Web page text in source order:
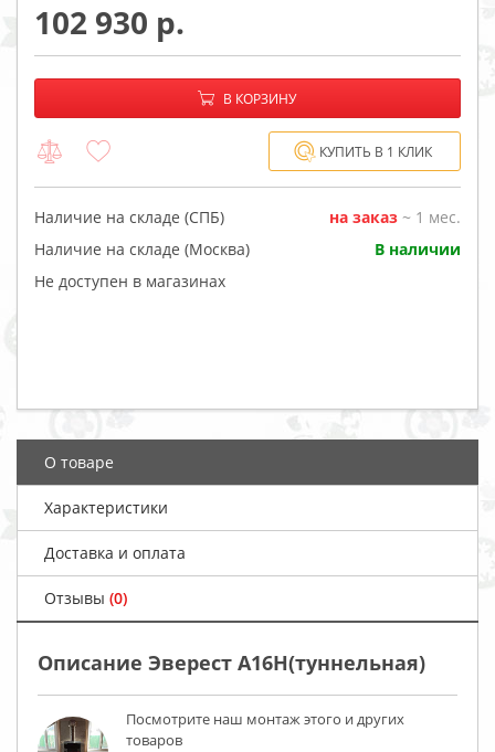
102 930
−
В КОРЗИНУ
КУПИТЬ В 1 КЛИК
Наличие на складе (СПБ) на заказ ~ 1 мес.
Наличие на складе (Москва)
В наличии
Не доступен в магазинах
О товаре
Характеристики
Доставка и оплата
Отзывы (0)
Описание Эверест А16Н(туннельная)
Посмотрите наш монтаж этого и других
товаров